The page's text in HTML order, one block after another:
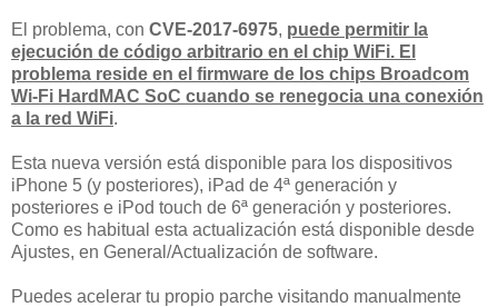
El problema, con CVE-2017-6975, puede permitir la
ejecución de código arbitrario en el chip WiFi. El
problema reside en el firmware de los chips Broadcom
Wi-Fi HardMAC SoC cuando se renegocia una conexión
a la red WiFi.
Esta nueva versión está disponible para los dispositivos
iPhone 5 (y posteriores), iPad de 4ª generación y
posteriores e iPod touch de 6ª generación y posteriores.
Como es habitual esta actualización está disponible desde
Ajustes, en General/Actualización de software.
Puedes acelerar tu propio parche visitando manualmente